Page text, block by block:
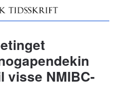
visse NMIBC-